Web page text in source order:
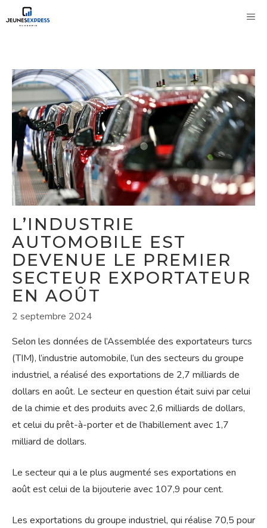
au
L’INDUSTRIE
AUTOMOBILE EST
DEVENUE LE PREMIER
SECTEUR EXPORTATEUR
EN AOÛT
2 septembre 2024
Selon les données de l’Assemblée des exportateurs turcs
(TIM), l’industrie automobile, l’un des secteurs du groupe
industriel, a réalisé des exportations de 2,7 milliards de
dollars en août. Le secteur en question était suivi par celui
de la chimie et des produits avec 2,6 milliards de dollars,
et celui du prêt-à-porter et de l’habillement avec 1,7
milliard de dollars.
Le secteur qui a le plus augmenté ses exportations en
août est celui de la bijouterie avec 107,9 pour cent.
Les exportations du groupe industriel, qui réalise 70,5 pour